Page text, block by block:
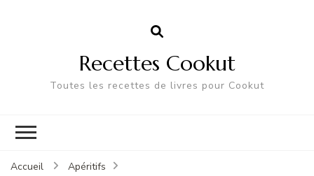
Recettes Cookut
Toutes les recettes de livres pour Cookut
Accueil
Apéritifs